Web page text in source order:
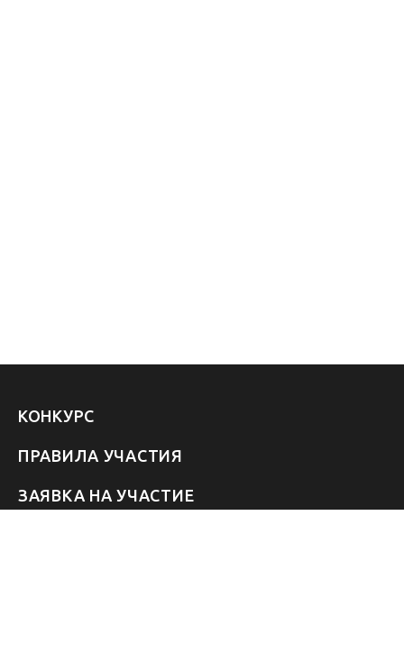
КОНКУРС
ПРАВИЛА УЧАСТИЯ
ЗАЯВКА НА УЧАСТИЕ